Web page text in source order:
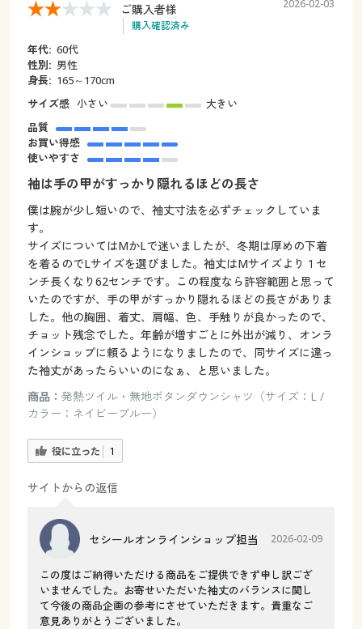
ご購入者様
購入確認済み
2026-02-03
年代: 60代
性別: 男性
身長: 165～170cm
サイズ感 小さい
大きい
品質
お買い得感
使いやすさ
袖は手の甲がすっかり隠れるほどの長さ
僕は腕が少し短いので、袖丈寸法を必ずチェックしていま
す。
サイズについてはMかLで迷いましたが、冬期は厚めの下着
を着るのでLサイズを選びました。袖丈はMサイズより１セ
ンチ長くなり62センチです。この程度なら許容範囲と思って
いたのですが、手の甲がすっかり隠れるほどの長さがありま
した。他の胸囲、着丈、肩幅、色、手触りが良かったので、
チョット残念でした。年齢が増すごとに外出が減り、オンラ
インショップに頼るようになりましたので、同サイズに違っ
た袖丈があったらいいのになぁ、と思いました。
商品： 発熱ツイル・無地ボタンダウンシャツ（サイズ：L /
カラー：ネイビーブルー）
役に立った 1
サイトからの返信
セシールオンラインショップ担当 2026-02-09
この度はご納得いただける商品をご提供できず申し訳ござ
いませんでした。お寄せいただいた袖丈のバランスに関し
て今後の商品企画の参考にさせていただきます。貴重なご
意見ありがとうございました。